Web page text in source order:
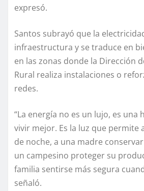
expresó.
Santos subrayó que la
infraestructura y se traduce en
en las zonas donde la Dirección
Rural realiza instalaciones o
redes.
“La energía no es un lujo, es una
vivir mejor. Es la luz que permite
de noche, a una madre
un campesino proteger su
familia sentirse más segura
señaló.